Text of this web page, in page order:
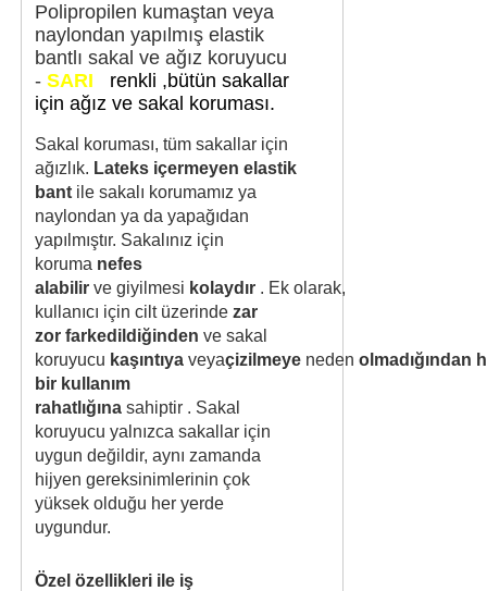
Polipropilen kumaştan veya
naylondan yapılmış elastik
bantlı sakal ve ağız koruyucu
- SARI
renkli ,bütün sakallar
için ağız ve sakal koruması.
Sakal koruması, tüm sakallar için
ağızlık. Lateks içermeyen elastik
bant ile sakalı korumamız ya
naylondan ya da yapağıdan
yapılmıştır. Sakalınız için
koruma nefes
alabilir ve giyilmesi kolaydır . Ek olarak,
kullanıcı için cilt üzerinde zar
zor farkedildiğinden ve sakal
koruyucu kaşıntıya veyaçizilmeye neden olmadığından
bir kullanım
rahatlığına sahiptir . Sakal
koruyucu yalnızca sakallar için
uygun değildir, aynı zamanda
hijyen gereksinimlerinin çok
yüksek olduğu her yerde
uygundur.
Özel özellikleri ile iş